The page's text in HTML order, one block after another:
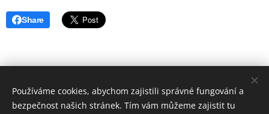
Share
copyright Marika Cibulková
Používáme cookies, abychom zajistili správné fungování a
bezpečnost našich stránek. Tím vám můžeme zajistit tu